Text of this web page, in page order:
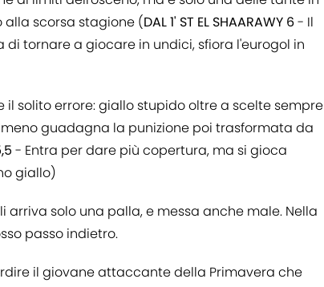
alla scorsa stagione (DAL 1' ST EL SHAARAWY 6- Il
di tornare a giocare in undici, sfiora l'eurogol in
solito errore: giallo stupido oltre a scelte sempre
guadagna la punizione poi trasformata da
- Entra per dare più copertura, ma si gioca
giallo)
arriva solo una palla, e messa anche male. Nella
passo indietro.
il giovane attaccante della Primavera che